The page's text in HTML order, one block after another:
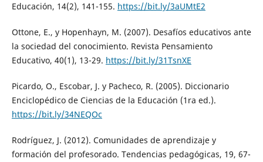
Educación, 14(2), 141-155. https://bit.ly/3aUMtE2
Ottone, E., y Hopenhayn, M. (2007). Desafíos educativos ante
la sociedad del conocimiento. Revista Pensamiento
Educativo, 40(1), 13-29. https://bit.ly/31TsnXE
Picardo, O., Escobar, J. y Pacheco, R. (2005). Diccionario
Enciclopédico de Ciencias de la Educación (1ra ed.).
https://bit.ly/34NEQOc
Rodríguez, J. (2012). Comunidades de aprendizaje y
formación del profesorado. Tendencias pedagógicas, 19, 67-